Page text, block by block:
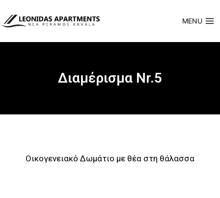
MENU
Διαμέρισμα Nr.5
Οικογενειακό Δωμάτιο με θέα στη θάλασσα